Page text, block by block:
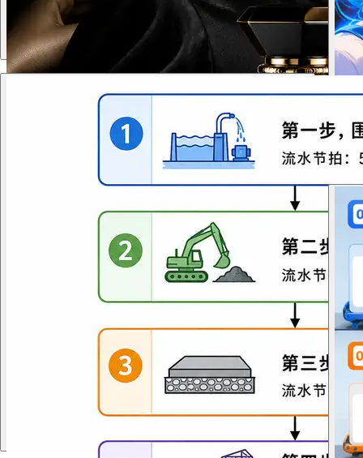
GPT Image 2로 제작
FreeGPT2에서 만든 실제 이미지
매일 커뮤니티에서 새로운 작품을 엄선해요. 이미지를 클릭하
면 프롬프트를 보고 다시 만들어 볼 수 있어요.
镜头放地上仰拍，三个美少女踩着镜头，露腿，短裙，服饰和样
Create an ultra-premium luxury perfume campaign for “Aurum
Scents” with a refined black and metallic gold visual identity.
The atmosphere must feel timeless, sophisticated, and
emotionally powerful, inspired by haute couture fashion houses
and elite fragrance editorials. Use deep matte black textures
combined with soft reflective gold accents, subtle golden dust
particles, elegant shadows, black silk fabric folds, and
sculptural and iconic, photographed with extreme realism and
luxury composition. Typography must be minimal, elegant, and